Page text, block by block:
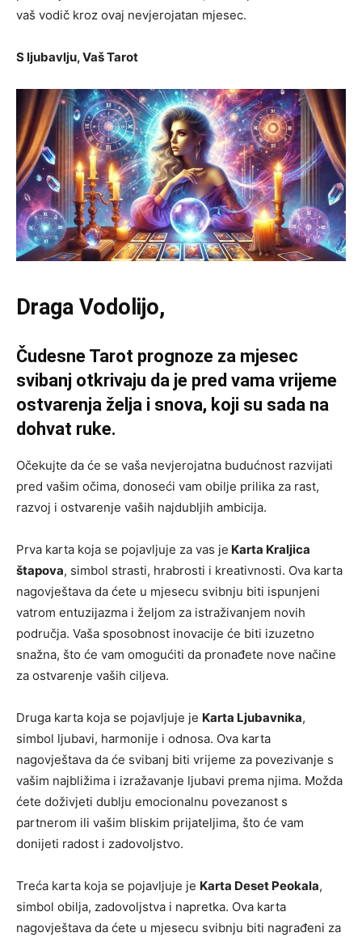
vaš vodič kroz ovaj nevjerojatan mjesec.
S ljubavlju, Vaš Tarot
Draga Vodolijo,
Čudesne Tarot prognoze za mjesec
svibanj otkrivaju da je pred vama vrijeme
ostvarenja želja i snova, koji su sada na
dohvat ruke.
Očekujte da će se vaša nevjerojatna budućnost razvijati
pred vašim očima, donoseći vam obilje prilika za rast,
razvoj i ostvarenje vaših najdubljih ambicija.
Prva karta koja se pojavljuje za vas je Karta Kraljica
štapova, simbol strasti, hrabrosti i kreativnosti. Ova karta
nagovještava da ćete u mjesecu svibnju biti ispunjeni
vatrom entuzijazma i željom za istraživanjem novih
područja. Vaša sposobnost inovacije će biti izuzetno
snažna, što će vam omogućiti da pronađete nove načine
za ostvarenje vaših ciljeva.
Druga karta koja se pojavljuje je Karta Ljubavnika,
simbol ljubavi, harmonije i odnosa. Ova karta
nagovještava da će svibanj biti vrijeme za povezivanje s
vašim najbližima i izražavanje ljubavi prema njima. Možda
ćete doživjeti dublju emocionalnu povezanost s
partnerom ili vašim bliskim prijateljima, što će vam
donijeti radost i zadovoljstvo.
Treća karta koja se pojavljuje je Karta Deset Peokala,
simbol obilja, zadovoljstva i napretka. Ova karta
nagovještava da ćete u mjesecu svibnju biti nagrađeni za